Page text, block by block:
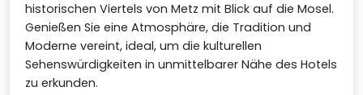
historischen Viertels von Metz mit Blick auf die Mosel.
Genießen Sie eine Atmosphäre, die Tradition und
Moderne vereint, ideal, um die kulturellen
Sehenswürdigkeiten in unmittelbarer Nähe des Hotels
zu erkunden.